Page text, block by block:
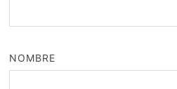
NOMBRE